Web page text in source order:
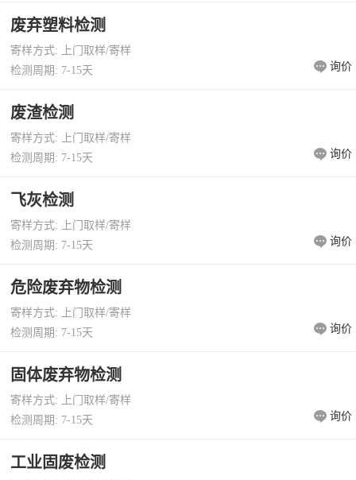
废弃塑料检测
寄样方式: 上门取样/寄样
检测周期: 7-15天
询价
废渣检测
寄样方式: 上门取样/寄样
检测周期: 7-15天
询价
飞灰检测
寄样方式: 上门取样/寄样
检测周期: 7-15天
询价
危险废弃物检测
寄样方式: 上门取样/寄样
检测周期: 7-15天
询价
固体废弃物检测
寄样方式: 上门取样/寄样
检测周期: 7-15天
询价
工业固废检测